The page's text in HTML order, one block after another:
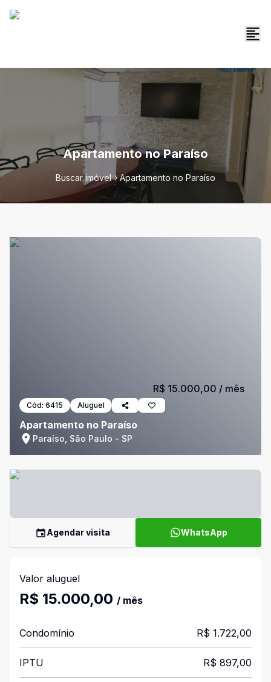
Apartamento no Paraíso
Buscar imóvel Apartamento no Paraíso
Cód: 6415 Aluguel
Apartamento no Paraíso
Paraíso, São Paulo - SP
R$ 15.000,00 / mês
Agendar visita WhatsApp
Valor aluguel
R$ 15.000,00 / mês
Condomínio R$ 1.722,00
IPTU R$ 897,00